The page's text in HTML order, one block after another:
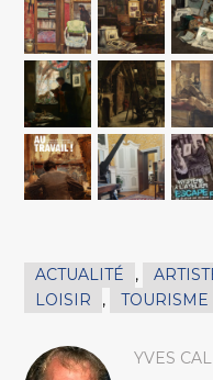
ACTUALITÉ ,
LOISIR
, TOURISME
YVES